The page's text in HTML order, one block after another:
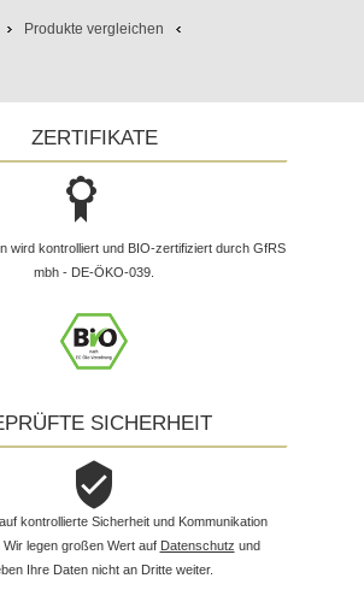
Produkte vergleichen
ZERTIFIKATE
wird kontrolliert und BIO-zertifiziert durch GfRS
mbh - DE-ÖKO-039.
SICHERHEIT
kontrollierte Sicherheit und Kommunikation
. Wir legen großen Wert auf Datenschutz und
Ihre Daten nicht an Dritte weiter.